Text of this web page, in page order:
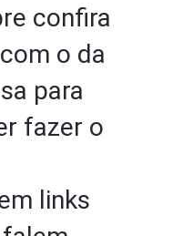
confira
o da
para
fazer o
links